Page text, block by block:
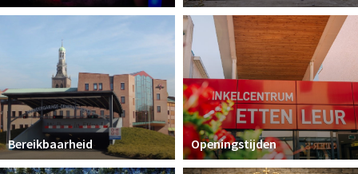
Bereikbaarheid Openingstijden